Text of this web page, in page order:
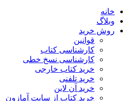
خانه
وبلاگ
روش خرید
قوانین
کارشناسی کتاب
کارشناسی نسخ خطی
خرید کتاب خارجی
خرید تلفنی
خرید آن لاین
خرید کتاب از سایت آمازون